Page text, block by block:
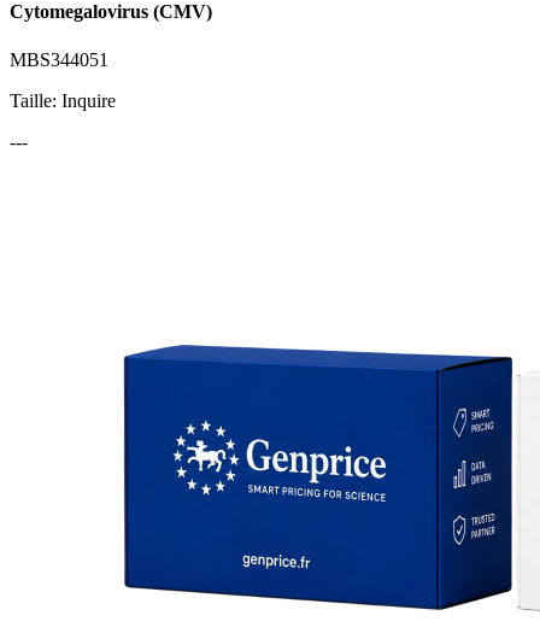
Cytomegalovirus (CMV)
MBS344051
Taille: Inquire
---